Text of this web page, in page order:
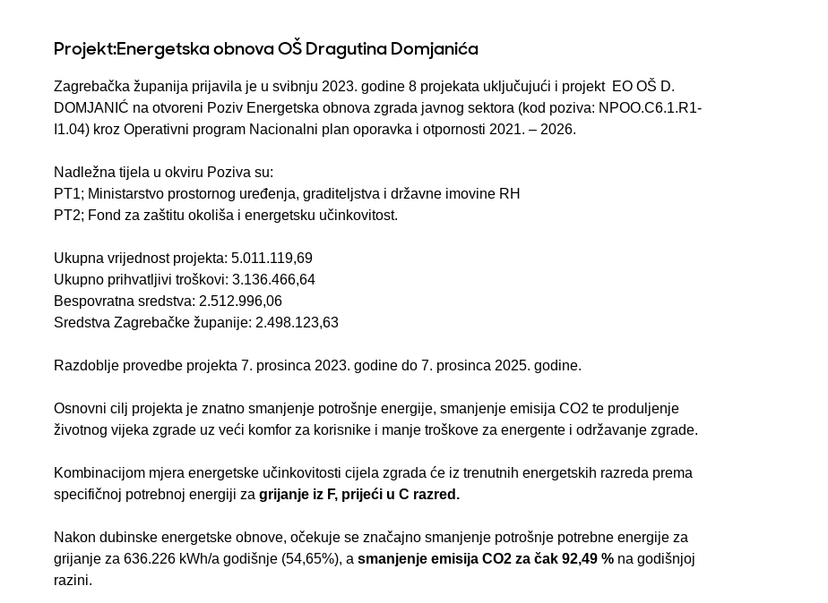
Projekt:Energetska obnova OŠ Dragutina Domjanića
Zagrebačka županija prijavila je u svibnju 2023. godine 8 projekata uključujući i projekt EO OŠ D.
DOMJANIĆ na otvoreni Poziv Energetska obnova zgrada javnog sektora (kod poziva: NPOO.C6.1.R1-
I1.04) kroz Operativni program Nacionalni plan oporavka i otpornosti 2021. – 2026.
Nadležna tijela u okviru Poziva su:
PT1; Ministarstvo prostornog uređenja, graditeljstva i državne imovine RH
PT2; Fond za zaštitu okoliša i energetsku učinkovitost.
Ukupna vrijednost projekta: 5.011.119,69
Ukupno prihvatljivi troškovi: 3.136.466,64
Bespovratna sredstva: 2.512.996,06
Sredstva Zagrebačke županije: 2.498.123,63
Razdoblje provedbe projekta 7. prosinca 2023. godine do 7. prosinca 2025. godine.
Osnovni cilj projekta je znatno smanjenje potrošnje energije, smanjenje emisija CO2 te produljenje
životnog vijeka zgrade uz veći komfor za korisnike i manje troškove za energente i održavanje zgrade.
Kombinacijom mjera energetske učinkovitosti cijela zgrada će iz trenutnih energetskih razreda prema
specifičnoj potrebnoj energiji za grijanje iz F, prijeći u C razred.
Nakon dubinske energetske obnove, očekuje se značajno smanjenje potrošnje potrebne energije za
grijanje za 636.226 kWh/a godišnje (54,65%), a smanjenje emisija CO2 za čak 92,49 % na godišnjoj
razini.